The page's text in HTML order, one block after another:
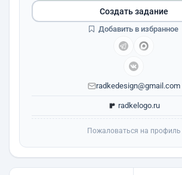
radkedesign@gmail.com
radkelogo.ru
Создать задание
Добавить в избранное
Пожаловаться на профиль